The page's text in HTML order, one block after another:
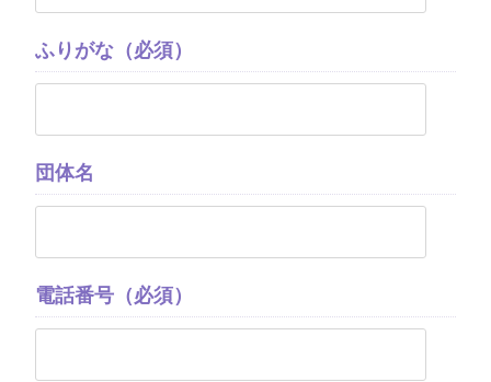
ふりがな（必須）
団体名
電話番号（必須）